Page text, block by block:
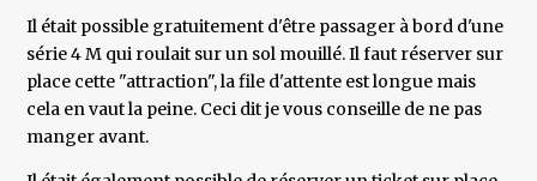
Il était possible gratuitement d'être passager à bord d'une
série 4 M qui roulait sur un sol mouillé. Il faut réserver sur
place cette "attraction", la file d'attente est longue mais
cela en vaut la peine. Ceci dit je vous conseille de ne pas
manger avant.